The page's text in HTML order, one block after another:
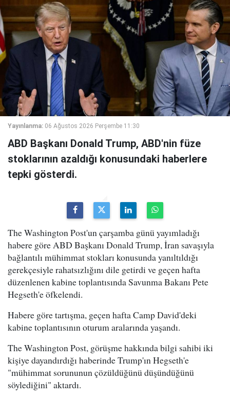
Yayınlanma: 06 Ağustos 2026 Perşembe 11:30
ABD Başkanı Donald Trump, ABD'nin füze
stoklarının azaldığı konusundaki haberlere
tepki gösterdi.
The Washington Post'un çarşamba günü yayımladığı
habere göre ABD Başkanı Donald Trump, İran savaşıyla
bağlantılı mühimmat stokları konusunda yanıltıldığı
gerekçesiyle rahatsızlığını dile getirdi ve geçen hafta
düzenlenen kabine toplantısında Savunma Bakanı Pete
Hegseth'e öfkelendi.
Habere göre tartışma, geçen hafta Camp David'deki
kabine toplantısının oturum aralarında yaşandı.
The Washington Post, görüşme hakkında bilgi sahibi iki
kişiye dayandırdığı haberinde Trump'ın Hegseth'e
"mühimmat sorununun çözüldüğünü düşündüğünü
söylediğini" aktardı.